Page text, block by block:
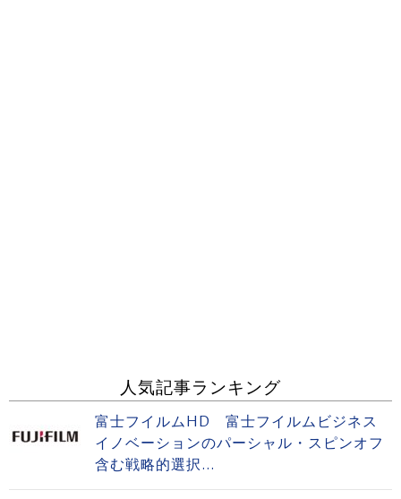
人気記事ランキング
富士フイルムHD 富士フイルムビジネス
イノベーションのパーシャル・スピンオフ
含む戦略的選択...